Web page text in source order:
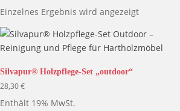
Einzelnes Ergebnis wird angezeigt
Silvapur® Holzpflege-Set „outdoor“
28,30€
Enthält 19% MwSt.